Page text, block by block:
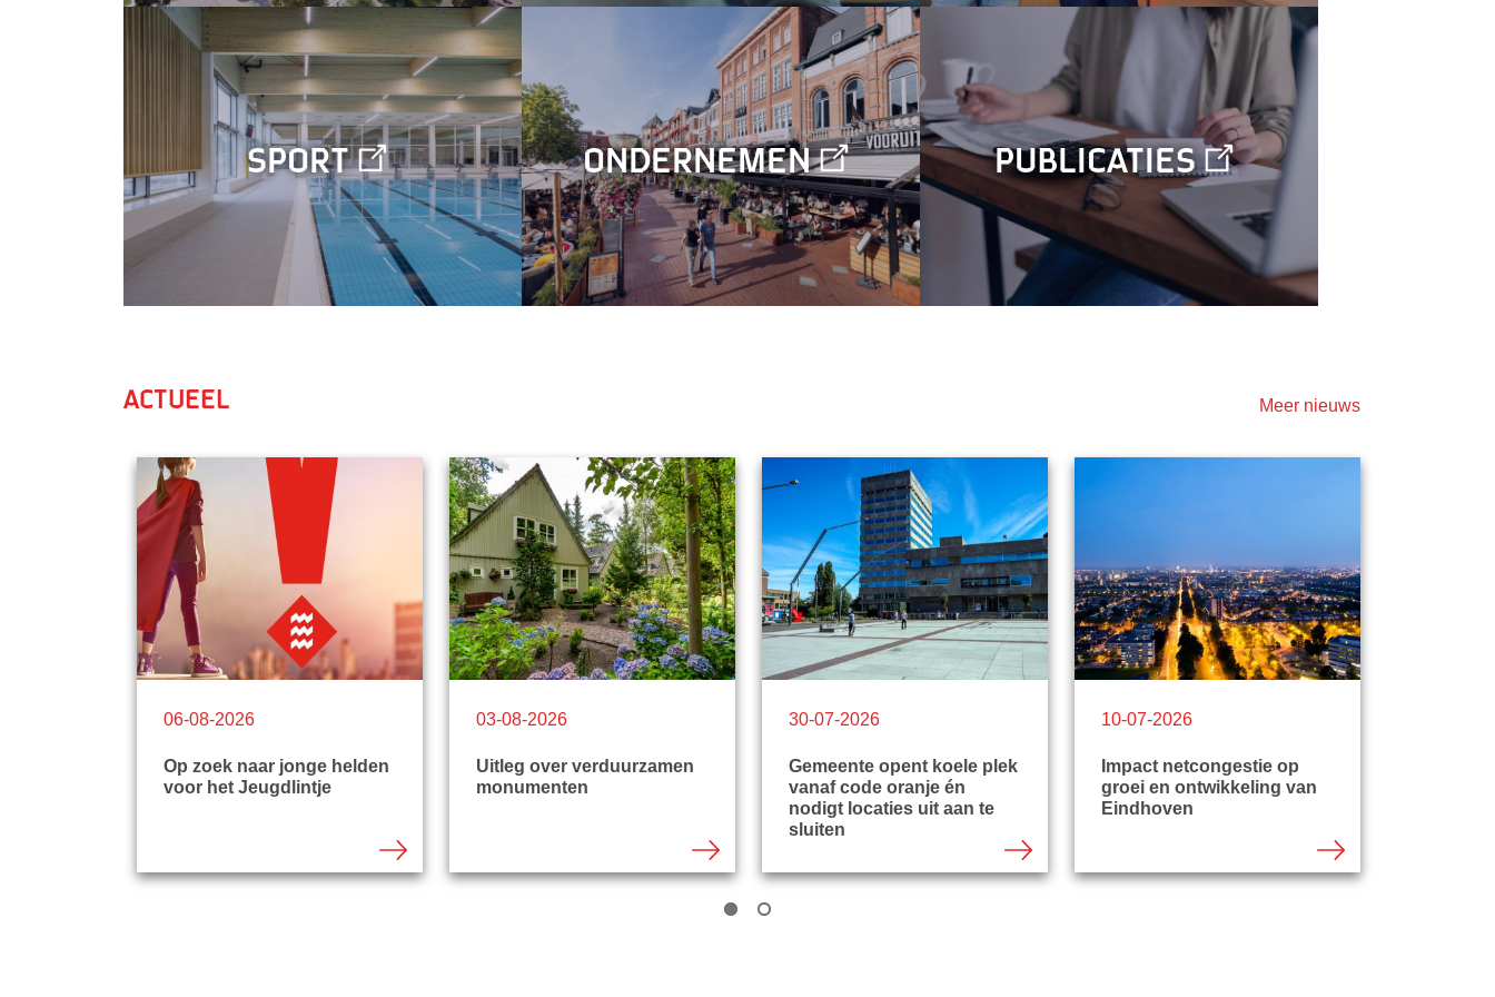
Sport Ondernemen Publicaties
Actueel Meer nieuws
Op zoek naar jonge helden
voor het Jeugdlintje
06-08-2026
Uitleg over verduurzamen
monumenten
03-08-2026
Gemeente opent koele plek
vanaf code oranje én
nodigt locaties uit aan te
sluiten
30-07-2026
Impact netcongestie op
groei en ontwikkeling van
Eindhoven
10-07-2026